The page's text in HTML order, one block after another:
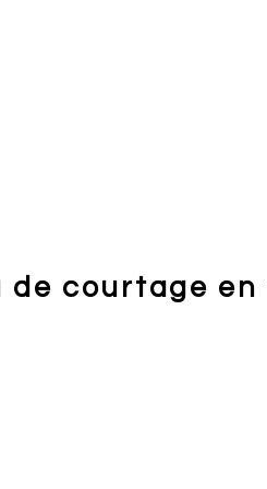
de courtage